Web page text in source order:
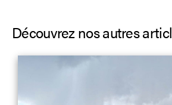
Découvrez nos autres